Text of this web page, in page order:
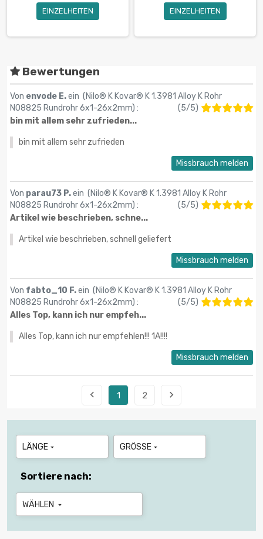
EINZELHEITEN EINZELHEITEN
Bewertungen
Von envode E.ein (Nilo® K Kovar® K 1.3981 Alloy K Rohr
N08825 Rundrohr 6x1-26х2mm) : (5/5)
bin mit allem sehr zufrieden...
bin mit allem sehr zufrieden
Missbrauch melden
Von parau73 P.ein (Nilo® K Kovar® K 1.3981 Alloy K Rohr
N08825 Rundrohr 6x1-26х2mm) : (5/5)
Artikel wie beschrieben, schne...
Artikel wie beschrieben, schnell geliefert
Missbrauch melden
Von fabto_10 F.ein (Nilo® K Kovar® K 1.3981 Alloy K Rohr
N08825 Rundrohr 6x1-26х2mm) : (5/5)
Alles Top, kann ich nur empfeh...
Alles Top, kann ich nur empfehlen!!! 1A!!!!
Missbrauch melden
 1 2 
LÄNGE  GRÖSSE 
Sortiere nach:
WÄHLEN 